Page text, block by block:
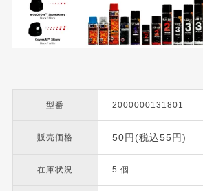
型番 2000000131801
販売価格 50円(税込55円)
在庫状況 5 個